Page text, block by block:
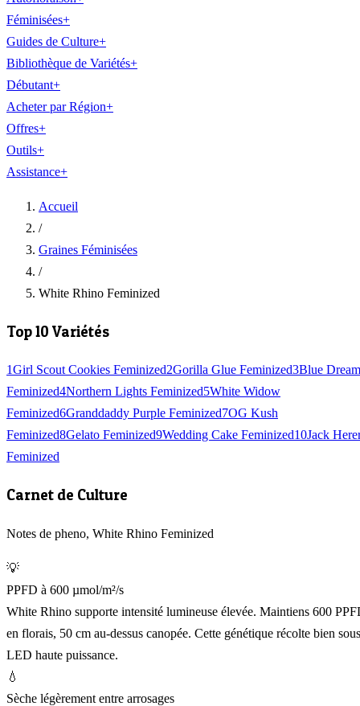
Féminisées+
Guides de Culture+
Bibliothèque de Variétés+
Débutant+
Acheter par Région+
Offres+
Outils+
Assistance+
Accueil
/
Graines Féminisées
/
White Rhino Feminized
Top 10 Variétés
1Girl Scout Cookies Feminized2Gorilla Glue Feminized3Blue Dream
Feminized4Northern Lights Feminized5White Widow
Feminized6Granddaddy Purple Feminized7OG Kush
Feminized8Gelato Feminized9Wedding Cake Feminized10Jack
Feminized
Carnet de Culture
Notes de pheno, White Rhino Feminized
💡
PPFD à 600 µmol/m²/s
White Rhino supporte intensité lumineuse élevée. Maintiens 600
en florais, 50 cm au-dessus canopée. Cette génétique récolte bien sous
LED haute puissance.
💧
Sèche légèrement entre arrosages